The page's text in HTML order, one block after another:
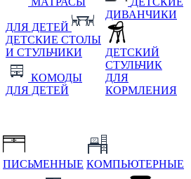
ДЛЯ ДЕТЕЙ
ДЕТСКИЕ СТОЛЫ
И СТУЛЬЧИКИ
КОМОДЫ
ДЛЯ ДЕТЕЙ
ДИВАНЧИКИ
ДЕТСКИЙ
СТУЛЬЧИК
ДЛЯ
КОРМЛЕНИЯ
ПИСЬМЕННЫЕ КОМПЬЮТЕРНЫЕ